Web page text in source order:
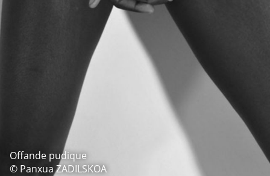
Offande pudique
© Panxua ZADILSKOA